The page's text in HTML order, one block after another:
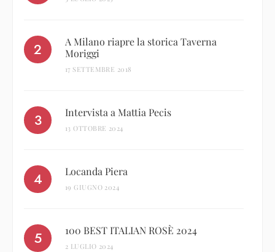
A Milano riapre la storica Taverna
Moriggi
17 SETTEMBRE 2018
Intervista a Mattia Pecis
13 OTTOBRE 2024
Locanda Piera
19 GIUGNO 2024
100 BEST ITALIAN ROSÈ 2024
2 LUGLIO 2024